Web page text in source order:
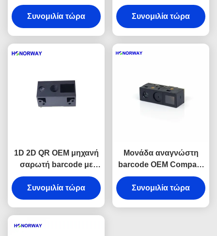
Scanner Engine QR
Barcode Scan Engine
Αντί λάμψης
Συνομιλία τώρα
κώδικα OEM 1D 2D,
μονάδα ανάγνωσης
κώδικα QR 0.3MP Pixels
Συνομιλία τώρα
1D 2D QR OEM μηχανή
σαρωτή barcode με
TTL USB για λιανικά
σούπερ μάρκετ
Συνομιλία τώρα
Μονάδα αναγνώστη
barcode OEM Compact
Mini με τροφοδοσία
3.3V και πάχος 6.8mm
Συνομιλία τώρα